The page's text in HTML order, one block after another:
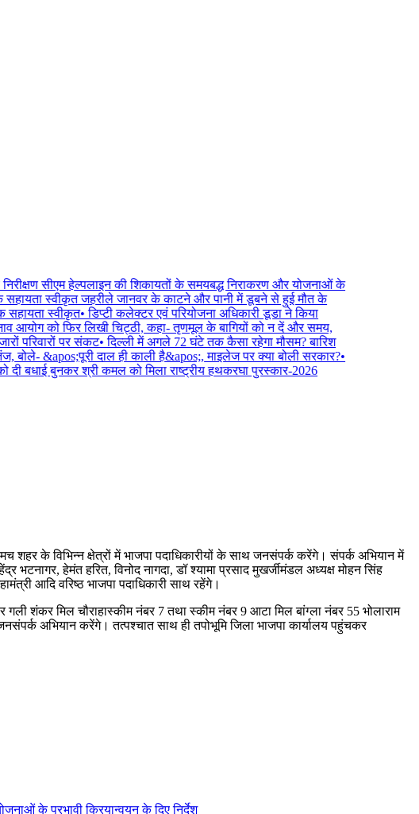
सीएम हेल्पलाइन की शिकायतों के समयबद्ध निराकरण और योजनाओं के
सहायता स्वीकृत जहरीले जानवर के काटने और पानी में डूबने से हुई मौत के
सहायता स्वीकृत•डिप्टी कलेक्टर एवं परियोजना अधिकारी डूडा ने किया
आयोग को फिर लिखी चिट्ठी, कहा- तृणमूल के बागियों को न दें और समय,
परिवारों पर संकट•दिल्ली में अगले 72 घंटे तक कैसा रहेगा मौसम? बारिश
बोले- &apos;पूरी दाल ही काली है&apos;, माइलेज पर क्या बोली सरकार?•
बधाई बुनकर श्री कमल को मिला राष्ट्रीय हथकरघा पुरस्कार-2026
शहर के विभिन्न क्षेत्रों में भाजपा पदाधिकारीयों के साथ जनसंपर्क करेंगे। संपर्क अभियान में
भटनागर, हेमंत हरित, विनोद नागदा, डॉ श्यामा प्रसाद मुखर्जीमंडल अध्यक्ष मोहन सिंह
आदि वरिष्ठ भाजपा पदाधिकारी साथ रहेंगे।
शंकर मिल चौराहास्कीम नंबर 7 तथा स्कीम नंबर 9 आटा मिल बांग्ला नंबर 55 भोलाराम
अभियान करेंगे। तत्पश्चात साथ ही तपोभूमि जिला भाजपा कार्यालय पहुंचकर